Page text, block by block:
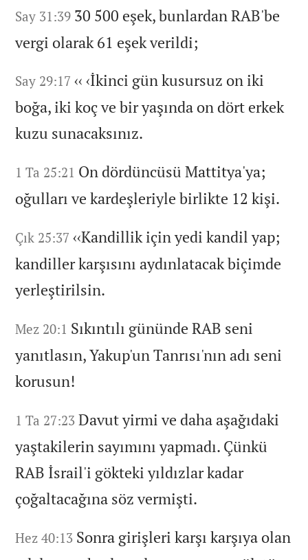
Say 31:39 30 500 eşek,bunlardan RAB'be
vergi olarak 61 eşek verildi;
Say 29:17 ‹‹ ‹İkinci gün kusursuz on iki
boğa, iki koç ve bir yaşında on dört erkek
kuzu sunacaksınız.
1 Ta 25:21 On dördüncüsü Mattitya'ya;
oğulları ve kardeşleriyle birlikte 12 kişi.
Çık 25:37 ‹‹Kandillik için yedi kandil yap;
kandiller karşısını aydınlatacak biçimde
yerleştirilsin.
Mez 20:1 Sıkıntılı gününde RAB seni
yanıtlasın,Yakup'un Tanrısı'nın adı seni
korusun!
1 Ta 27:23 Davut yirmi ve daha aşağıdaki
yaştakilerin sayımını yapmadı. Çünkü
RAB İsrail'i gökteki yıldızlar kadar
çoğaltacağına söz vermişti.
Hez 40:13 Sonra girişleri karşı karşıya olan